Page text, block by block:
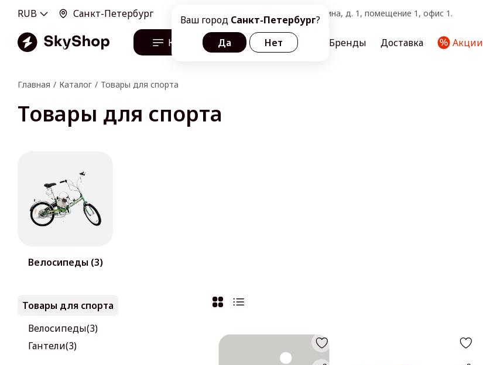
Ваш город Санкт-Петербург?
Да
Нет
RUB Санкт-Петербург 100100, г. Санкт-Петербург, ул. Ленина, д. 1, помещение 1, офис 1.
Каталог О нас Услуги Бренды Доставка Акции
Главная Каталог Товары для спорта
Товары для спорта
Велосипеды (3)
Товары для спорта
Велосипеды(3)
Гантели(3)